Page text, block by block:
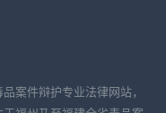
案件辩护专业法律网站，